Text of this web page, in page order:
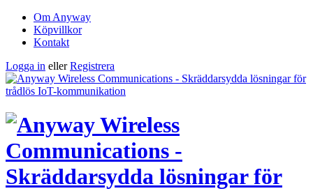
Om Anyway
Köpvillkor
Kontakt
Logga in ellerRegistrera